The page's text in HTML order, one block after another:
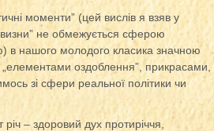
моменти” (цей вислів я взяв у
не обмежується сферою
в нашого молодого класика значною
оздоблення”, прикрасами,
зі сфери реальної політики чи
– здоровий дух протиріччя,